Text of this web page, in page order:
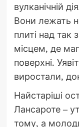
вулканічній
Вони лежать
плиті над так
місцем, де
поверхні.
виростали,
Найстаріші
Лансароте –
тому, а